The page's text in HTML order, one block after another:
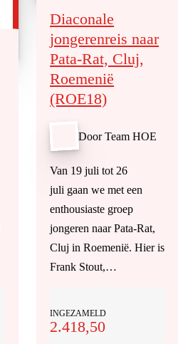
Diaconale
jongerenreis naar
Pata-Rat, Cluj,
Roemenië
(ROE18)
Door Team HOE
Van 19 juli tot 26
juli gaan we met een
enthousiaste groep
jongeren naar Pata-Rat,
Cluj in Roemenië. Hier is
Frank Stout,…
INGEZAMELD
2.418,50